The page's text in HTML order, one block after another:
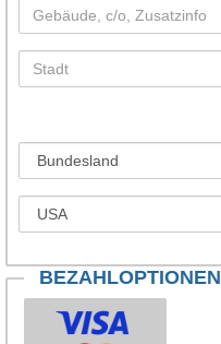
BEZAHLOPTIONEN